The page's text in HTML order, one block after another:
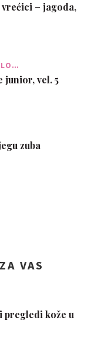
vrećici – jagoda,
junior, vel. 5
zuba